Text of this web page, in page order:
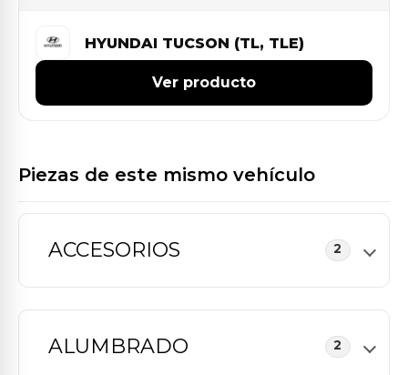
HYUNDAI TUCSON (TL, TLE)
Ver producto
Piezas de este mismo vehículo
ACCESORIOS 2
ALUMBRADO 2